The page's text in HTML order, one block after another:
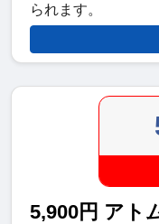
られます。
5,900円 アト